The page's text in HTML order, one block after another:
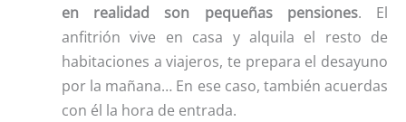
en realidad son pequeñas pensiones. El
anfitrión vive en casa y alquila el resto de
habitaciones a viajeros, te prepara el desayuno
por la mañana… En ese caso, también acuerdas
con él la hora de entrada.